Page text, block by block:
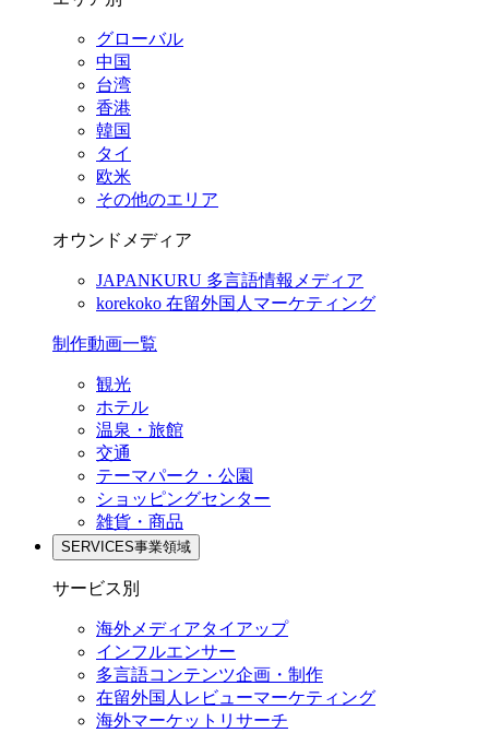
グローバル
中国
台湾
香港
韓国
タイ
欧米
その他のエリア
オウンドメディア
JAPANKURU 多言語情報メディア
korekoko 在留外国人マーケティング
制作動画一覧
観光
ホテル
温泉・旅館
交通
テーマパーク・公園
ショッピングセンター
雑貨・商品
SERVICES事業領域
サービス別
海外メディアタイアップ
インフルエンサー
多言語コンテンツ企画・制作
在留外国⼈レビューマーケティング
海外マーケットリサーチ